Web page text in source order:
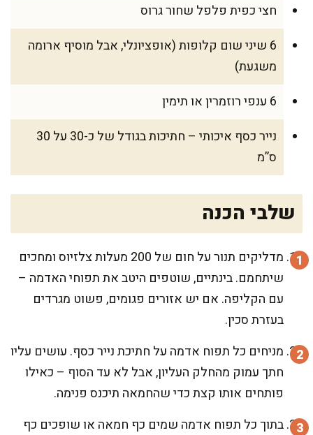
חצי כפית פלפל שחור גרוס
6 שיני שום קלופות (אופציונלי, אבל מוסיף ארומה
משגעת)
6 ענפי רוזמרין או תימין
נייר כסף איכותי – חתיכות בגודל של כ-30 על 30
ס”מ
שלבי הכנה
מדליקים תנור על חום של 200 מעלות צלזיוס ומחכים
שיתחמם. בינתיים, שוטפים היטב את תפוחי האדמה –
עם הקליפה. אם יש אזורים פגומים, פשוט מגרדים
בעזרת סכין.
מניחים כל תפוח אדמה על חתיכת נייר כסף. עושים עליו
חתך עמוק מהחלק העליון, אבל לא עד הסוף – כאילו
פותחים אותו קצת כדי שהחמאה תיכנס פנימה.
בתוך כל תפוח אדמה שמים כף חמאה או שופכים כף